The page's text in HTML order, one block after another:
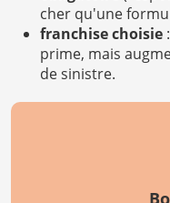
cher qu'une
franchise choisie
prime, mais
de sinistre.